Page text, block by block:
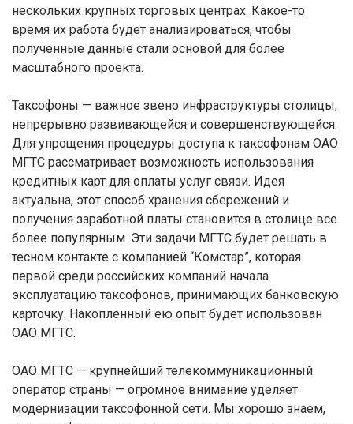
нескольких крупных торговых центрах. Какое-то
время их работа будет анализироваться, чтобы
полученные данные стали основой для более
масштабного проекта.
Таксофоны — важное звено инфраструктуры столицы,
непрерывно развивающейся и совершенствующейся.
Для упрощения процедуры доступа к таксофонам ОАО
МГТС рассматривает возможность использования
кредитных карт для оплаты услуг связи. Идея
актуальна, этот способ хранения сбережений и
получения заработной платы становится в столице все
более популярным. Эти задачи МГТС будет решать в
тесном контакте с компанией “Комстар”, которая
первой среди российских компаний начала
эксплуатацию таксофонов, принимающих банковскую
карточку. Накопленный ею опыт будет использован
ОАО МГТС.
ОАО МГТС — крупнейший телекоммуникационный
оператор страны — огромное внимание уделяет
модернизации таксофонной сети. Мы хорошо знаем,